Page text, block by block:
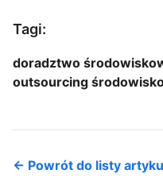
Tagi:
doradztwo
outsourcing
← Powrót do listy